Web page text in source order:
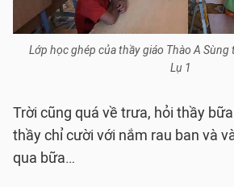
a
y
V
i
Lớp học ghép của thầy giáo Thào A
Lụ 1
Trời cũng quá về trưa, hỏi thầy
thầy chỉ cười với nắm rau ban và
qua bữa…